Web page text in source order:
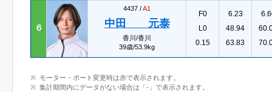
６
4437 /A1
中田 元泰
香川/香川
39歳/53.9kg
F0
L0
0.15
6.23
48.94
63.83
モーター・ボート変更時は赤で表示されます。
集計期間内にデータがない場合は「-」で表示されます。